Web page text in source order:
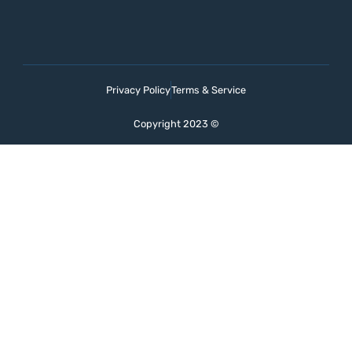
Privacy PolicyTerms & Service
Copyright 2023 ©